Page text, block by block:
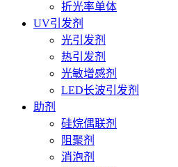
折光率单体
UV引发剂
光引发剂
热引发剂
光敏增感剂
LED长波引发剂
助剂
硅烷偶联剂
阻聚剂
消泡剂